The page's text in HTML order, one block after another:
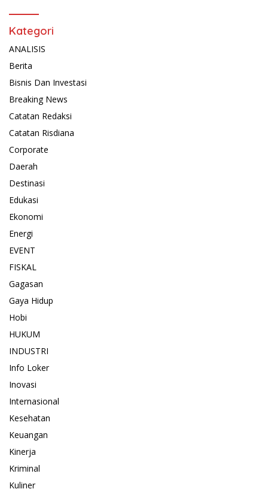
Kategori
ANALISIS
Berita
Bisnis Dan Investasi
Breaking News
Catatan Redaksi
Catatan Risdiana
Corporate
Daerah
Destinasi
Edukasi
Ekonomi
Energi
EVENT
FISKAL
Gagasan
Gaya Hidup
Hobi
HUKUM
INDUSTRI
Info Loker
Inovasi
Internasional
Kesehatan
Keuangan
Kinerja
Kriminal
Kuliner